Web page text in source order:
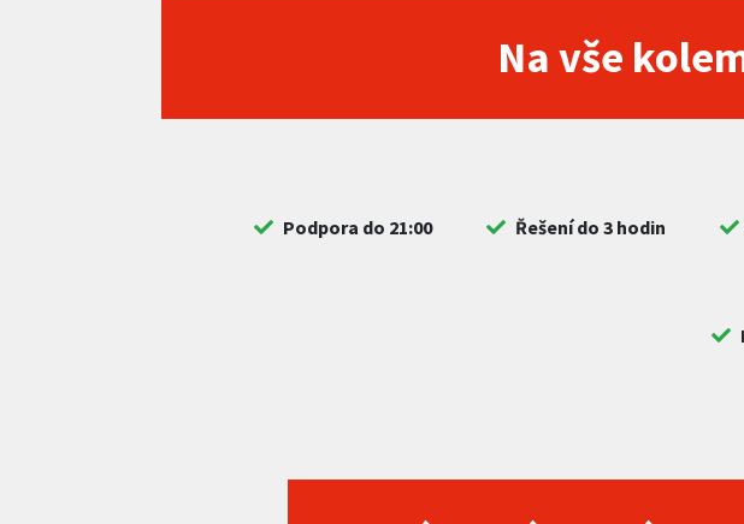
Na vše
Podpora do 21:00 Řešení do 3 hodin